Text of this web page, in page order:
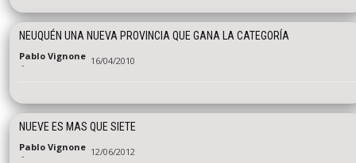
NEUQUÉN UNA NUEVA PROVINCIA QUE GANA LA CATEGORÍA
Pablo Vignone
- 16/04/2010
NUEVE ES MAS QUE SIETE
Pablo Vignone
- 12/06/2012